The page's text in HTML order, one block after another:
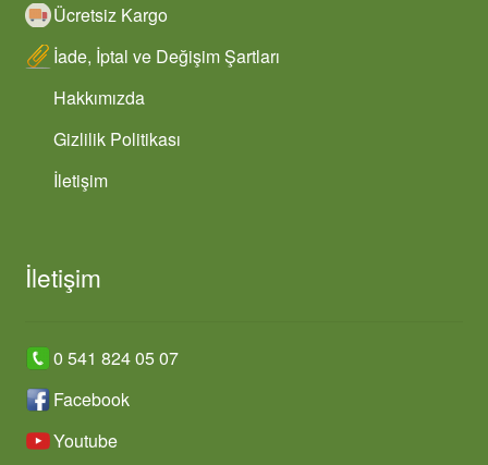
Ücretsiz Kargo
İade, İptal ve Değişim Şartları
Hakkımızda
Gizlilik Politikası
İletişim
İletişim
0 541 824 05 07
Facebook
Youtube